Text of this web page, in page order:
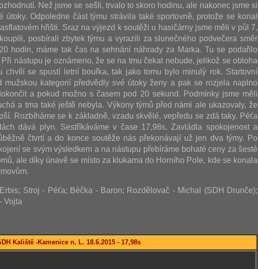
Než jsme se sešli, trvalo to skoro hodinu, ale nakonec jsme si
útoky. Odpoledne část týmu strávila také sportovně, protože se konal
hřišti. Sraz na výjezd k soutěži u hasičárny jsme měli v půl 7,
posbírali zbytek týmu a vyrazili za slunečného podvečera směr
hodin, máme tak čas na sehnání náhrady za Marka. Tu se podařilo
nástupu je oznámeno, že se na tmu čekat nebude, jelikož se obloha
chvílí se spustí letní bouřka, tak jako tomu bylo minulý rok. Startovní
mužskou kategorií předvědly své útoky ženy a pak se rozjela naplno
a pokud možno s časem pod 20 sekund. Podmínky jsme měli
a tma také ještě nebyla. Výkony týmů před námi ale ukazovaly, že
Rozbíháme se k základně, vzadu skvělé, vepředu se zdá taky. Péťa
dává plyn. Sestříkáváme v čase 17,98s. Zavládla spokojenost a
čtvrtí a do konce soutěže nás překonávají už jen dva týmy. Po
se svým výsledkem a na nástupu přebíráme bohaté ceny za šesté
ale díky únavě se místo za klukama do Horního Pole, kde se konala
Stroj - Péťa; Béčka - Baron; Rozdělovač - Michal (SDH Drunče);
Vojta
Kaliště -Kamenice n. L. 18.6.2015 - 17,98s